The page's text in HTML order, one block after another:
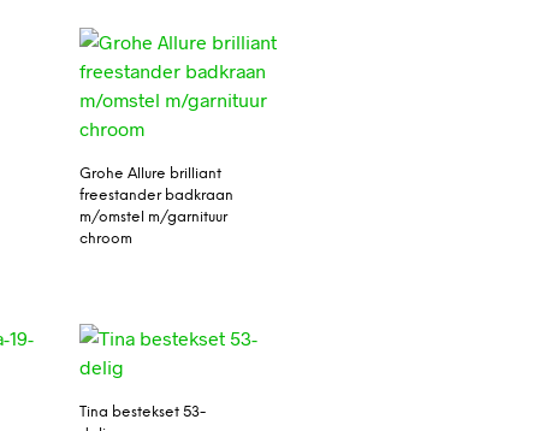
Grohe Allure brilliant
freestander badkraan
m/omstel m/garnituur
chroom
Tina bestekset 53-